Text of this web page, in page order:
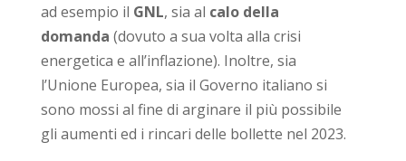
ad esempio il GNL, sia al calo della
domanda (dovuto a sua volta alla crisi
energetica e all’inflazione). Inoltre, sia
l’Unione Europea, sia il Governo italiano si
sono mossi al fine di arginare il più possibile
gli aumenti ed i rincari delle bollette nel 2023.